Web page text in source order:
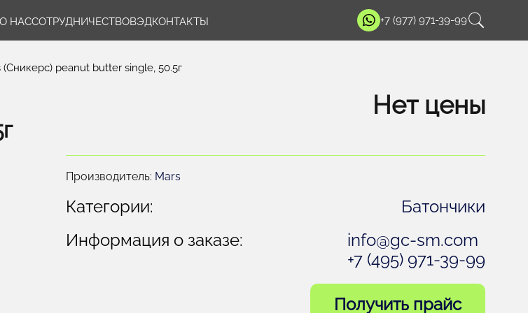
О НАССОТРУДНИЧЕСТВОВЭДКОНТАКТЫ +7 (977) 971-39-99
peanut butter single, 50.5г
Нет цены
Производитель: Mars
Категории:
Батончики
Информация о заказе:
info@gc-sm.com
+7 (495) 971-39-99
Получить прайс